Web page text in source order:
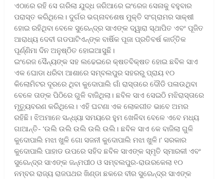
ଏଠାରେ ରହି ସେ ଗରିଲା ଯୁଦ୍ଧ ଜରିଆରେ ଇଂରେଜ ସେନାକୁ ବହୁବାର
ପରାସ୍ତ କରିଥିଲେ। ଦୁର୍ଗର ଭଗ୍ନାବଶେଷ ମୁକ୍ତି ସଂଗ୍ରାମର ସାକ୍ଷୀ
ହୋଇ ରହିଥିବା ବେଳେ ସୁରେନ୍ଦ୍ର ସାଏଙ୍କ ଦ୍ୱାରା ସ୍ଥାପିତ ଏବଂ ପୂଜିତ
ଆରାଧ୍ୟ ଦେବୀ ଗଡପାଟିଏନ୍‍ଙ୍କ ବାର୍ଷିକ ପୂଜା ପ୍ରତିବର୍ଷ କାର୍ତ୍ତିକ
ପୂର୍ଣ୍ଣିମା ଦିନ ଅନୁଷ୍ଠିତ ହୋଇଆସୁଛି।
ଇଂରେଜ ସୈନ୍ୟଙ୍କ ସହ ଲଢେଇରେ କ୍ଷତବିକ୍ଷତ ହୋଇ ଛବିଳ ସାଏ
ଏକ ଘୋଡା ଧରିବା ଆଶାରେ ସମ୍ବଲପୁର ସହରରୁ ପ୍ରାୟ ୧୦
କିଲୋମିଟର ଦୂରରେ ଥିବା କୁଦୋପାଲି ଗାଁ ରାସ୍ତାରେ ଦୌଡି ପଳାଉଥିବା
ବେଳେ ତାଙ୍କ ପିଠିରେ ଗୁଳି ବାଜିଥିଲା। ଛବିଳ ସାଏ ସେଇଠି ମଝିରାସ୍ତାରେ
ମୃତ୍ୟୁବରଣ କରିଥିଲେ। ଏହି ଘଟଣା ଏକ ଲୋକଗୀତ ଭାବେ ଅମର
ରହିଛି। ଝିଅମାନେ ସନ୍ଧ୍ୟା ସମୟରେ ହୁମ ଖେଳିବା ବେଳେ ଏବେ ମଧ୍ୟ
ଗାଆନ୍ତି- ‘ଉଲି ଉଲି ଉଲି ଉଲି ଉଲି। ଛବିଳ ସାଏ କେ ବାଜିଲା ଗୁଳି
କୁଦୋପାଲି ମଝା ଖୁଳି ଗୋ ସଜନୀ କୁଦୋପାଲି ମଝା ଖୁଳି।’ ସରକାର
କୁଦୋପାଲି ପାହାଡ ଉପରେ ସହିଦ ଛବିଳ ସାଏଙ୍କ ସ୍ମୃତି ସ୍ମାରକୀ ଏବଂ
ସୁରେନ୍ଦ୍ର ସାଏଙ୍କ ଜନ୍ମପୀଠ ଓ ସମ୍ବଲପୁର-ରାଉରକେଲା ୧୦
ନମ୍ବର ରାଜ୍ୟ ରାଜପଥର ଖିଣ୍ଡା ଛକରେ ବୀର ସୁରେନ୍ଦ୍ର ସାଏଙ୍କ